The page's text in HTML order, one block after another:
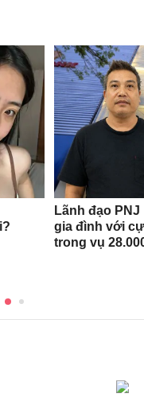
Lãnh đạo
gia đình với
trong vụ